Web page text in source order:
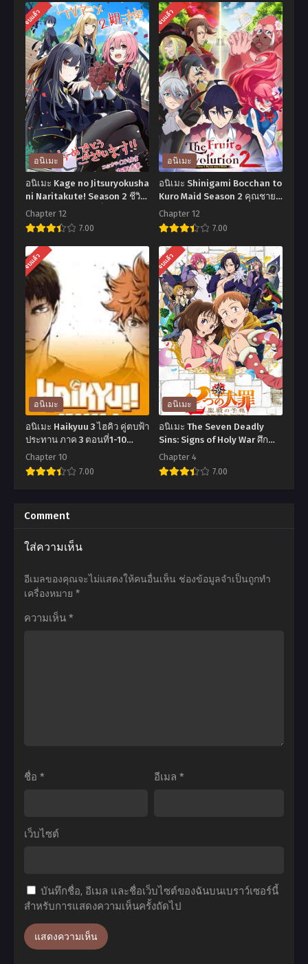
จบแล้ว
อนิเมะ
อนิเมะ Kage no Jitsuryokusha
ni Naritakute! Season 2 ชีวิต
ไม่ต้องเด่น ขอแค่เป็นเทพใน
เงา ตอนที่1-12 พากย์ไทย+ซับ
ไทย
Chapter 12
7.00
อ
นิ
เมะ
Kage
no
Jitsuryokusha
ni
Naritakute!
Season
2
ชีวิต
ไม่
ต้อง
ขอ
แค่
เป็น
ใน
ตอน
จบแล้ว
อนิเมะ
อนิเมะ Shinigami Bocchan to
Kuro Maid Season 2 คุณชาย
วิปริตกับเมดสาวรอบจัด ภาค 2
ตอนที่1-12 ซับไทย
Chapter 12
7.00
อ
นิ
เมะ
Shinigami
Bocchan
to
Kuro
Maid
Season
2
คุณชาย
วิปริต
กับ
รอบ
2
จบแล้ว
อนิเมะ
อนิเมะ Haikyuu 3 ไฮคิว คู่ตบฟ้า
ประทาน ภาค 3 ตอนที่1-10
พากย์ไทย
Chapter 10
7.00
นิ
เมะ
Haikyuu
ไฮ
คู่
10
จบแล้ว
อนิเมะ
อนิเมะ The Seven Deadly
Sins: Signs of Holy War ศึก
ตำนาน 7 อัศวิน: สัญญาณ
สงครามศักดิ์สิทธิ์ (2016) ตอน
ที่1-4 พากย์ไทย
Chapter 4
7.00
เมะ
Seven
สัญญาณ
4
พากย์
Comment
ใส่ความเห็น
อีเมลของคุณจะไม่แสดงให้คนอื่นเห็น ช่องข้อมูลจำเป็นถูกทำ
เครื่องหมาย *
ความเห็น *
ชื่อ * อีเมล *
เว็บไซต์
บันทึกชื่อ, อีเมล และชื่อเว็บไซต์ของฉันบนเบราว์เซอร์นี้
สำหรับการแสดงความเห็นครั้งถัดไป